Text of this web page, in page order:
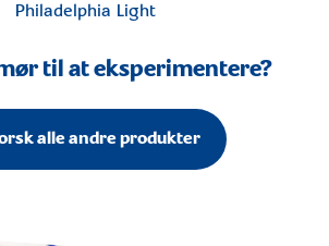
Philadelphia Light
til at eksperimentere?
alle andre produkter